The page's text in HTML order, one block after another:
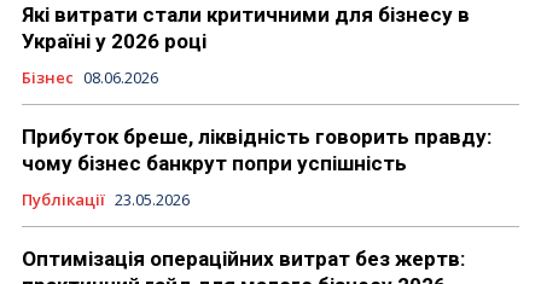
Які витрати стали критичними для бізнесу в
Україні у 2026 році
Бізнес 08.06.2026
Прибуток бреше, ліквідність говорить правду:
чому бізнес банкрут попри успішність
Публікації 23.05.2026
Оптимізація операційних витрат без жертв: